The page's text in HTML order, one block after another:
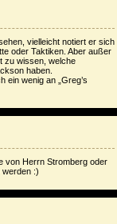
vielleicht notiert er sich
oder Taktiken. Aber außer
zu wissen, welche
haben.
ein wenig an „Greg’s
von Herrn Stromberg oder
:)